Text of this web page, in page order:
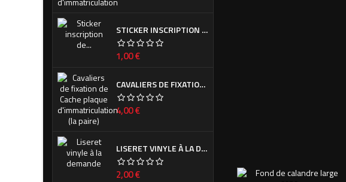
STICKER INSCRIPTION DE CALANDRE PEUGEOT POUR 308 PHASE I ET II
Prix
1,00 €
CAVALIERS DE FIXATION DE CACHE PLAQUE D'IMMATRICULATION (LA PAIRE)
Prix
4,00 €
LISERET VINYLE À LA DEMANDE
Prix
2,00 €